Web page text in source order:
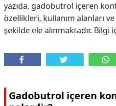
yazıda, gadobutrol içeren
özellikleri, kullanım alanları
şekilde ele alınmaktadır. Bilgi
Gadobutrol içeren